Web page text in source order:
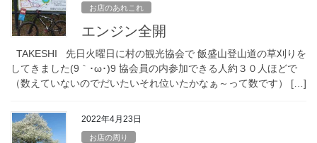
お店のあれこれ
エンジン全開
TAKESHI 先日火曜日に村の観光協会で 飯盛山登山道の草刈りを
してきました(9｀･ω･)9 協会員の内参加できる人約３０人ほどで
（数えていないのでだいたいそれ位いたかなぁ～って数です） […]
2022年4月23日
お店の周り